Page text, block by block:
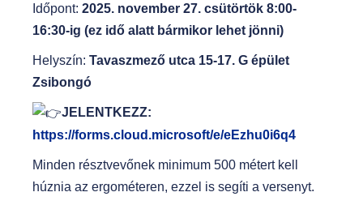
Időpont: 2025. november 27. csütörtök 8:00-
16:30-ig (ez idő alatt bármikor lehet jönni)
Helyszín: Tavaszmező utca 15-17. G épület
Zsibongó
JELENTKEZZ:
https://forms.cloud.microsoft/e/eEzhu0i6q4
Minden résztvevőnek minimum 500 métert kell
húznia az ergométeren, ezzel is segíti a versenyt.